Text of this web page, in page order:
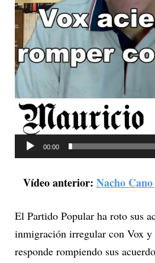
d
e
o
00:00
Vídeo anterior: Nacho
El Partido Popular ha roto sus
inmigración irregular con Vox
responde rompiendo sus